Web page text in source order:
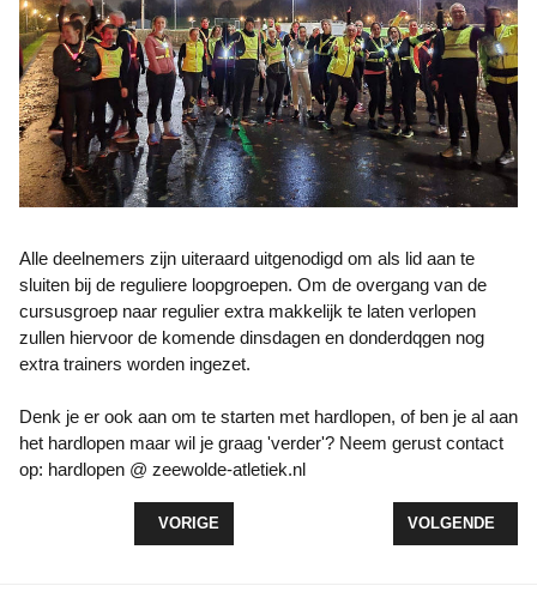
Alle deelnemers zijn uiteraard uitgenodigd om als lid aan te
sluiten bij de reguliere loopgroepen. Om de overgang van de
cursusgroep naar regulier extra makkelijk te laten verlopen
zullen hiervoor de komende dinsdagen en donderdqgen nog
extra trainers worden ingezet.
Denk je er ook aan om te starten met hardlopen, of ben je al aan
het hardlopen maar wil je graag 'verder'? Neem gerust contact
op: hardlopen @ zeewolde-atletiek.nl
VORIG ARTIKEL: TWEE MEDAILLES VOOR
VORIGE VOLGENDE
VOLGENDE